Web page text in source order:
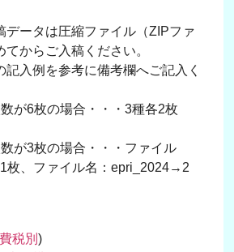
データは圧縮ファイル（ZIPファ
からご入稿ください。
記入例を参考に備考欄へご記入く
が6枚の場合・・・3種各2枚
が3枚の場合・・・ファイル
枚、ファイル名：epri_2024→2
税別)